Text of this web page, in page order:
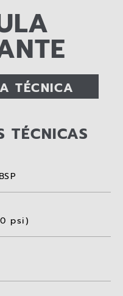
TÉCNICA
TÉCNICAS
psi)